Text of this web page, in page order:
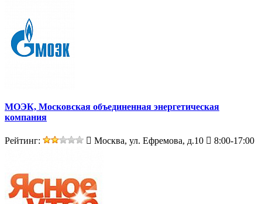
МОЭК, Московская объединенная энергетическая
компания
Рейтинг: Москва, ул. Ефремова, д.10 8:00-17:00